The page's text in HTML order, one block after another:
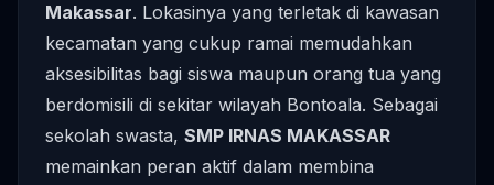
Makassar. Lokasinya yang terletak di kawasan
kecamatan yang cukup ramai memudahkan
aksesibilitas bagi siswa maupun orang tua yang
berdomisili di sekitar wilayah Bontoala. Sebagai
sekolah swasta, SMP IRNAS MAKASSAR
memainkan peran aktif dalam membina